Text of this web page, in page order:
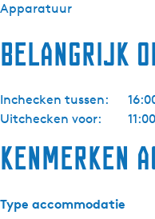
Apparatuur
Belangrijk
Inchecken tussen:
Uitchecken voor:
Kenmerken
Type accommodatie